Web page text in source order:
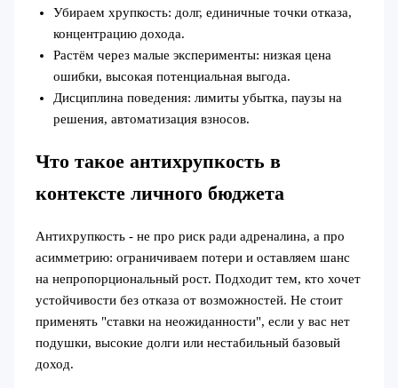
Убираем хрупкость: долг, единичные точки отказа,
концентрацию дохода.
Растём через малые эксперименты: низкая цена
ошибки, высокая потенциальная выгода.
Дисциплина поведения: лимиты убытка, паузы на
решения, автоматизация взносов.
Что такое антихрупкость в
контексте личного бюджета
Антихрупкость - не про риск ради адреналина, а про
асимметрию: ограничиваем потери и оставляем шанс
на непропорциональный рост. Подходит тем, кто хочет
устойчивости без отказа от возможностей. Не стоит
применять "ставки на неожиданности", если у вас нет
подушки, высокие долги или нестабильный базовый
доход.